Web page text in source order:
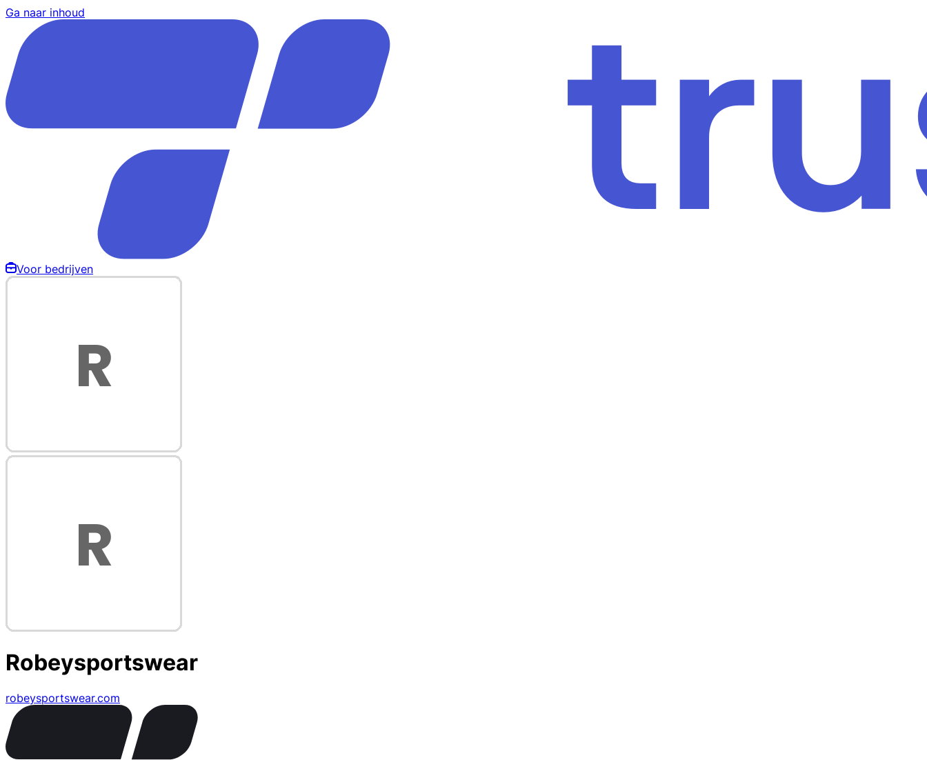
Ga naar inhoud
Voor bedrijven
Robeysportswear
robeysportswear.com